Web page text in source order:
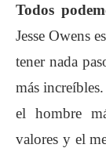
Todos
Jesse Owens
tener nada
más
el hombre
valores y el